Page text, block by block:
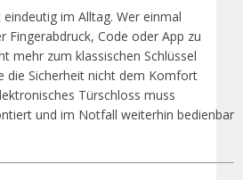
im Alltag. Wer einmal
Fingerabdruck, Code oder App zu
mehr zum klassischen Schlüssel
die Sicherheit nicht dem Komfort
Türschloss muss
und im Notfall weiterhin bedienbar